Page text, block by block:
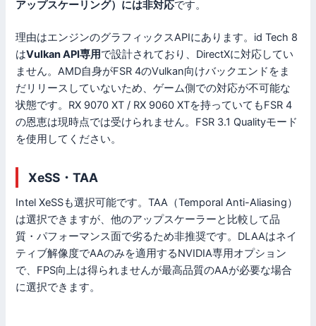
アップスケーリング）には非対応です。
理由はエンジンのグラフィックスAPIにあります。id Tech 8
はVulkan API専用で設計されており、DirectXに対応してい
ません。AMD自身がFSR 4のVulkan向けバックエンドをま
だリリースしていないため、ゲーム側での対応が不可能な
状態です。RX 9070 XT / RX 9060 XTを持っていてもFSR 4
の恩恵は現時点では受けられません。FSR 3.1 Qualityモード
を使用してください。
XeSS・TAA
Intel XeSSも選択可能です。TAA（Temporal Anti-Aliasing）
は選択できますが、他のアップスケーラーと比較して品
質・パフォーマンス面で劣るため非推奨です。DLAAはネイ
ティブ解像度でAAのみを適用するNVIDIA専用オプション
で、FPS向上は得られませんが最高品質のAAが必要な場合
に選択できます。